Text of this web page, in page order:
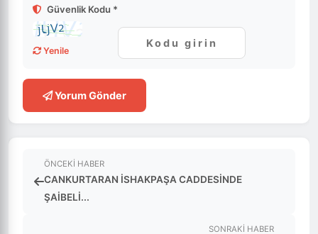
Güvenlik Kodu *
Yenile
Yorum Gönder
ÖNCEKI HABER
CANKURTARAN İSHAKPAŞA CADDESİNDE
ŞAİBELİ...
SONRAKI HABER